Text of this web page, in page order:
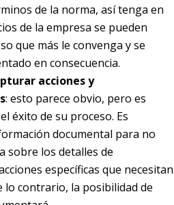
de la norma, así tenga en
de la empresa se pueden
que más le convenga y se
en consecuencia.
acciones y
: esto parece obvio, pero es
éxito de su proceso. Es
documental para no
sobre los detalles de
específicas que necesitan
lo contrario, la posibilidad de